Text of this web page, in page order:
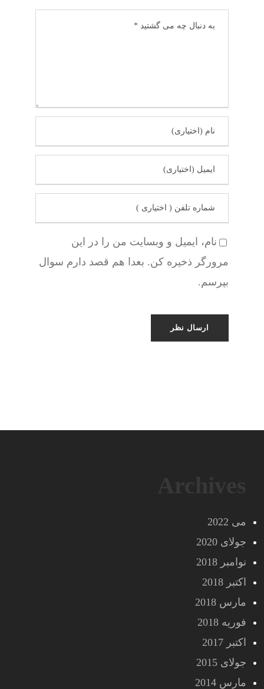
نام، ایمیل و وبسایت من را در این
مرورگر ذخیره کن. بعدا هم قصد دارم سوال
بپرسم.
می 2022
جولای 2020
نوامبر 2018
اکتبر 2018
مارس 2018
فوریه 2018
اکتبر 2017
جولای 2015
مارس 2014